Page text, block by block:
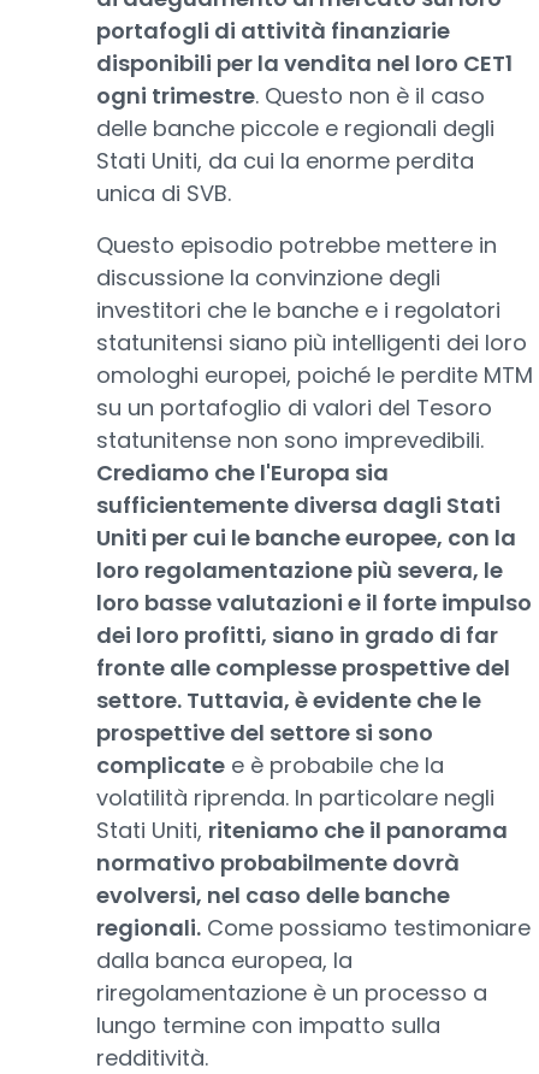
portafogli di attività finanziarie
disponibili per la vendita nel loro CET1
ogni trimestre. Questo non è il caso
delle banche piccole e regionali degli
Stati Uniti, da cui la enorme perdita
unica di SVB.
Questo episodio potrebbe mettere in
discussione la convinzione degli
investitori che le banche e i regolatori
statunitensi siano più intelligenti dei loro
omologhi europei, poiché le perdite MTM
su un portafoglio di valori del Tesoro
statunitense non sono imprevedibili.
Crediamo che l'Europa sia
sufficientemente diversa dagli Stati
Uniti per cui le banche europee, con la
loro regolamentazione più severa, le
loro basse valutazioni e il forte impulso
dei loro profitti, siano in grado di far
fronte alle complesse prospettive del
settore. Tuttavia, è evidente che le
prospettive del settore si sono
complicate e è probabile che la
volatilità riprenda. In particolare negli
Stati Uniti, riteniamo che il panorama
normativo probabilmente dovrà
evolversi, nel caso delle banche
regionali. Come possiamo testimoniare
dalla banca europea, la
riregolamentazione è un processo a
lungo termine con impatto sulla
redditività.